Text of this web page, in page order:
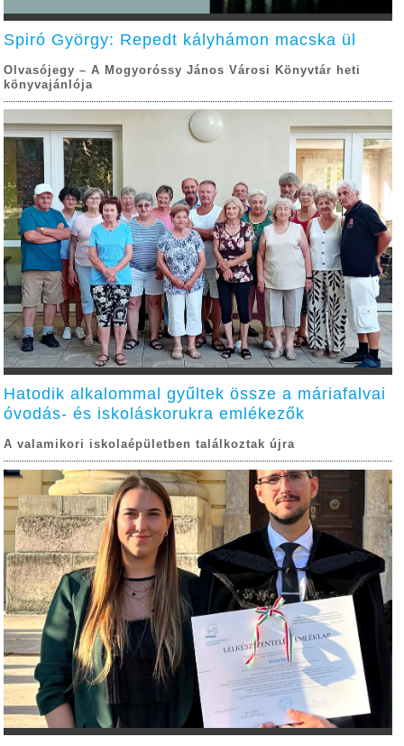
Spiró György: Repedt kályhámon macska ül
Olvasójegy – A Mogyoróssy János Városi Könyvtár heti
könyvajánlója
Hatodik alkalommal gyűltek össze a máriafalvai
óvodás- és iskoláskorukra emlékezők
A valamikori iskolaépületben találkoztak újra